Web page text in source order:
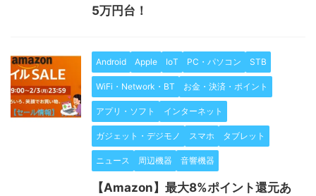
5万円台！
Android Apple IoT PC・パソコン STB
WiFi・Network・BT お金・決済・ポイント
アプリ・ソフト インターネット
ガジェット・デジモノ スマホ タブレット
ニュース 周辺機器 音響機器
【Amazon】最大8%ポイント還元あ